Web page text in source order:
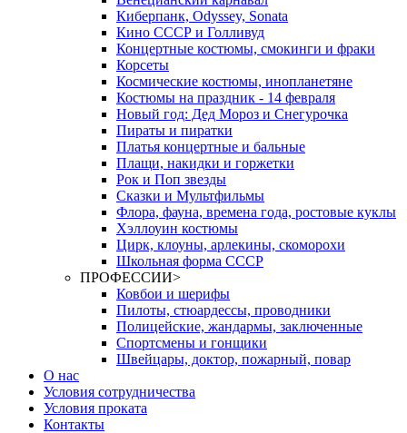
Киберпанк, Odyssey, Sonata
Кино СССР и Голливуд
Концертные костюмы, смокинги и фраки
Корсеты
Космические костюмы, инопланетяне
Костюмы на праздник - 14 февраля
Новый год: Дед Мороз и Снегурочка
Пираты и пиратки
Платья концертные и бальные
Плащи, накидки и горжетки
Рок и Поп звезды
Сказки и Мультфильмы
Флора, фауна, времена года, ростовые куклы
Хэллоуин костюмы
Цирк, клоуны, арлекины, скоморохи
Школьная форма СССР
ПРОФЕССИИ>
Ковбои и шерифы
Пилоты, стюардессы, проводники
Полицейские, жандармы, заключенные
Спортсмены и гонщики
Швейцары, доктор, пожарный, повар
О нас
Условия сотрудничества
Условия проката
Контакты